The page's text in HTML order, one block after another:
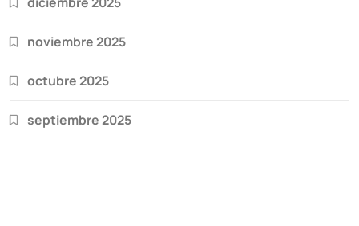
noviembre 2025
octubre 2025
septiembre 2025